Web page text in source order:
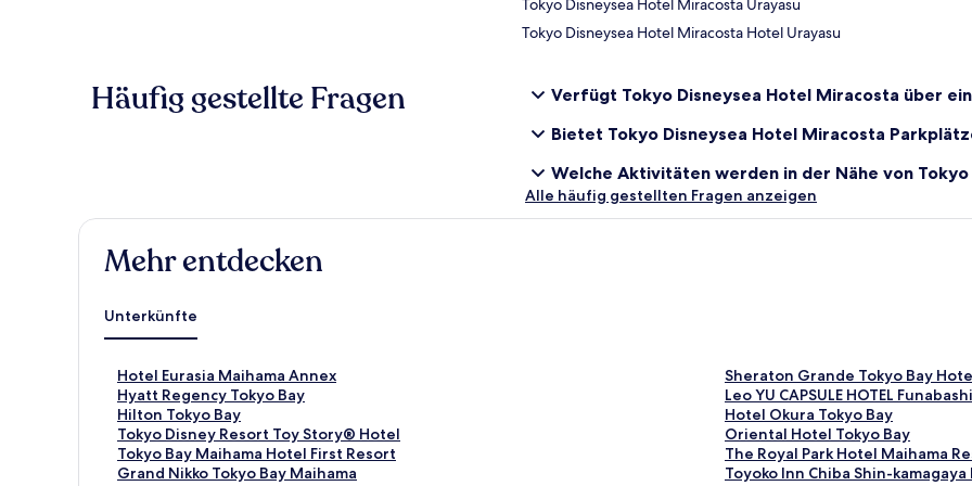
Tokyo Disneysea Hotel Miracosta Urayasu
Tokyo Disneysea Hotel Miracosta Hotel Urayasu
Häufig gestellte Fragen
Verfügt Tokyo Disneysea Hotel Miracosta über
Bietet Tokyo Disneysea Hotel Miracosta
Welche Aktivitäten werden in der Nähe von
Alle häufig gestellten Fragen anzeigen
Mehr entdecken
Unterkünfte
Hotel Eurasia Maihama Annex
L
i
n
k
,
d
Sheraton Grande Tokyo Bay
L
i
n
k
,
d
Hyatt Regency Tokyo Bay
L
i
n
k
,
Leo YU CAPSULE HOTEL Funabashi
L
i
n
k
,
Hilton Tokyo Bay
L
i
n
k
Hotel Okura Tokyo Bay
L
i
n
k
Tokyo Disney Resort Toy Story® Hotel
L
i
n
Oriental Hotel Tokyo Bay
L
i
n
Tokyo Bay Maihama Hotel First Resort
L
i
The Royal Park Hotel Maihama
L
i
Grand Nikko Tokyo Bay Maihama
L
Toyoko Inn Chiba Shin-kamagaya
L